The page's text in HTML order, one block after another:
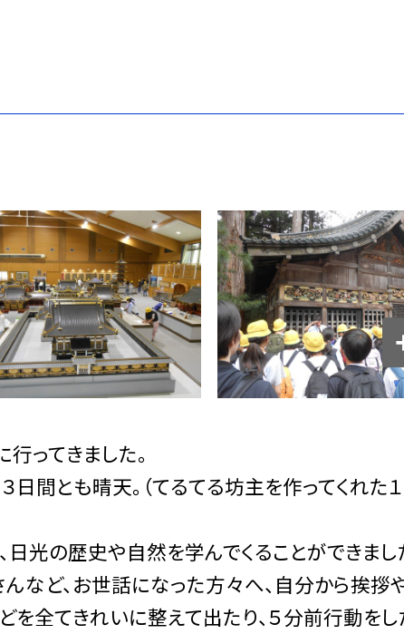
ってきました。
日間とも晴天。（てるてる坊主を作ってくれた
光の歴史や自然を学んでくることができまし
など、お世話になった方々へ、自分から挨拶
を全てきれいに整えて出たり、５分前行動をし